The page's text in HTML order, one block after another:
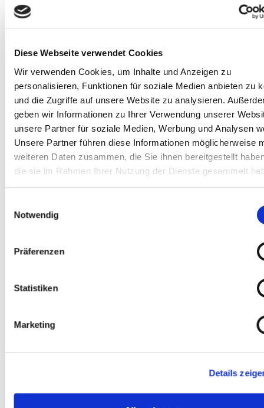
Diese Webseite verwendet Cookies
Wir verwenden Cookies, um Inhalte und Anzeigen zu
personalisieren, Funktionen für soziale Medien anbieten zu
und die Zugriffe auf unsere Website zu analysieren.
geben wir Informationen zu Ihrer Verwendung unserer
unsere Partner für soziale Medien, Werbung und Analysen
Unsere Partner führen diese Informationen möglicherweise
weiteren Daten zusammen, die Sie ihnen bereitgestellt
die sie im Rahmen Ihrer Nutzung der Dienste gesammelt
Notwendig
Präferenzen
Statistiken
Marketing
Details
Tragfähigkeit
Ähnliche Projekte
Suprasel, Ciney, Oelegem